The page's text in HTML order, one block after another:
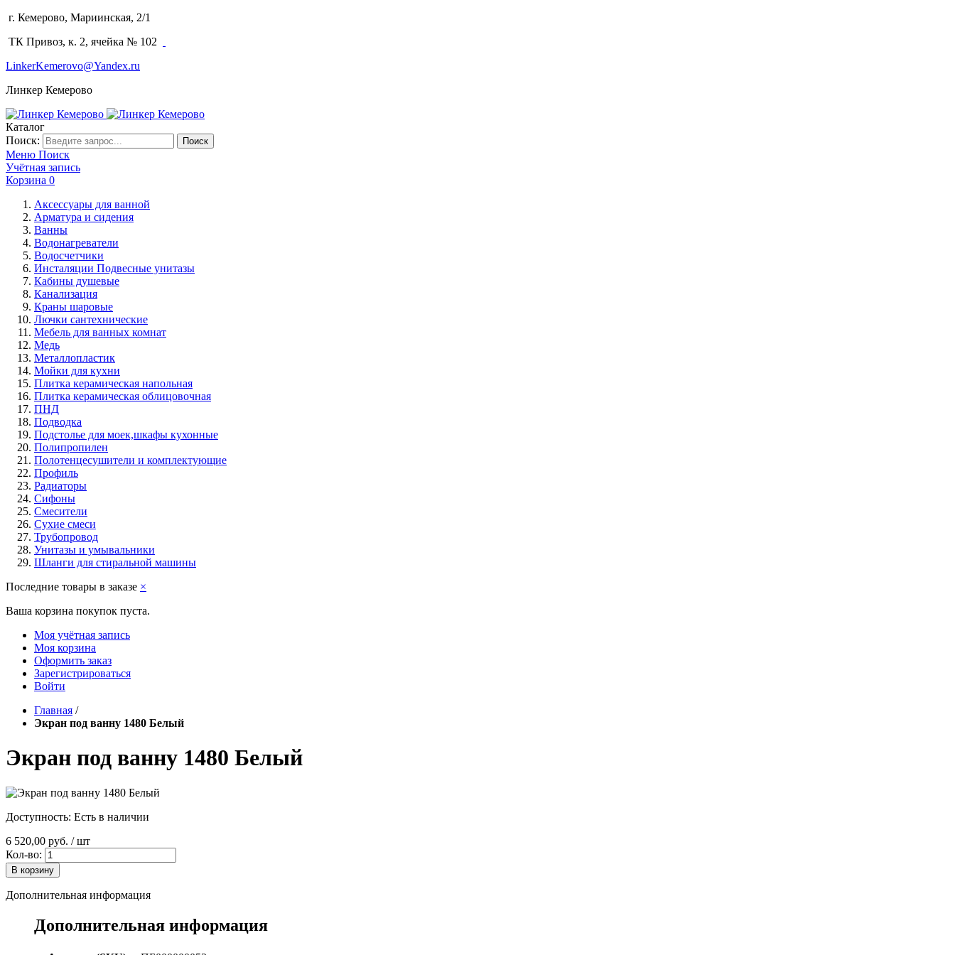
г. Кемерово, Мариинская, 2/1
ТК Привоз, к. 2, ячейка № 102
LinkerKemerovo@Yandex.ru
Линкер Кемерово
Каталог
Поиск:
Поиск
Меню Поиск
Учётная запись
Корзина 0
Аксессуары для ванной
Арматура и сидения
Ванны
Водонагреватели
Водосчетчики
Инсталяции Подвесные унитазы
Кабины душевые
Канализация
Краны шаровые
Лючки сантехнические
Мебель для ванных комнат
Медь
Металлопластик
Мойки для кухни
Плитка керамическая напольная
Плитка керамическая облицовочная
ПНД
Подводка
Подстолье для моек,шкафы кухонные
Полипропилен
Полотенцесушители и комплектующие
Профиль
Радиаторы
Сифоны
Смесители
Сухие смеси
Трубопровод
Унитазы и умывальники
Шланги для стиральной машины
Последние товары в заказе ×
Ваша корзина покупок пуста.
Моя учётная запись
Моя корзина
Оформить заказ
Зарегистрироваться
Войти
Главная /
Экран под ванну 1480 Белый
Экран под ванну 1480 Белый
Доступность: Есть в наличии
6 520,00 руб. / шт
Кол-во:
В корзину
Дополнительная информация
Дополнительная информация